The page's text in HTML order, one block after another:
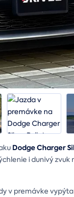
Dodge Charger
i dunivý
v premávke